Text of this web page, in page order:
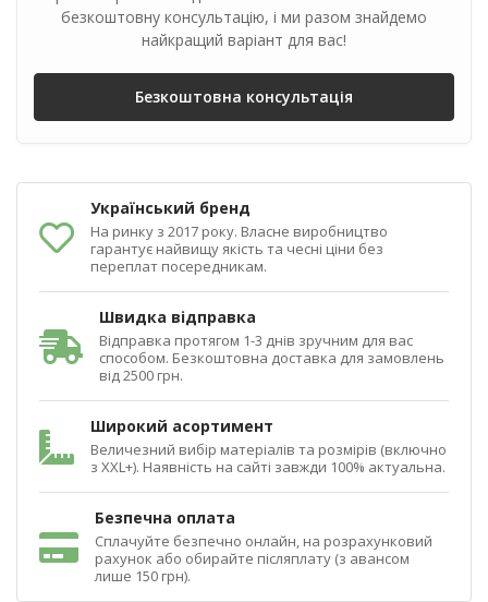
безкоштовну консультацію, і ми разом знайдемо
найкращий варіант для вас!
Безкоштовна консультація
Український бренд
На ринку з 2017 року. Власне виробництво
гарантує найвищу якість та чесні ціни без
переплат посередникам.
Швидка відправка
Відправка протягом 1-3 днів зручним для вас
способом. Безкоштовна доставка для замовлень
від 2500 грн.
Широкий асортимент
Величезний вибір матеріалів та розмірів (включно
з XXL+). Наявність на сайті завжди 100% актуальна.
Безпечна оплата
Сплачуйте безпечно онлайн, на розрахунковий
рахунок або обирайте післяплату (з авансом
лише 150 грн).